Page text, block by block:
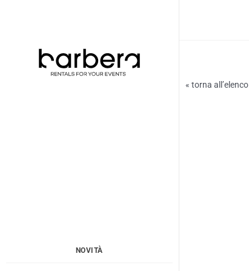
contenuto
NOVITÀ
« torna all’elenco